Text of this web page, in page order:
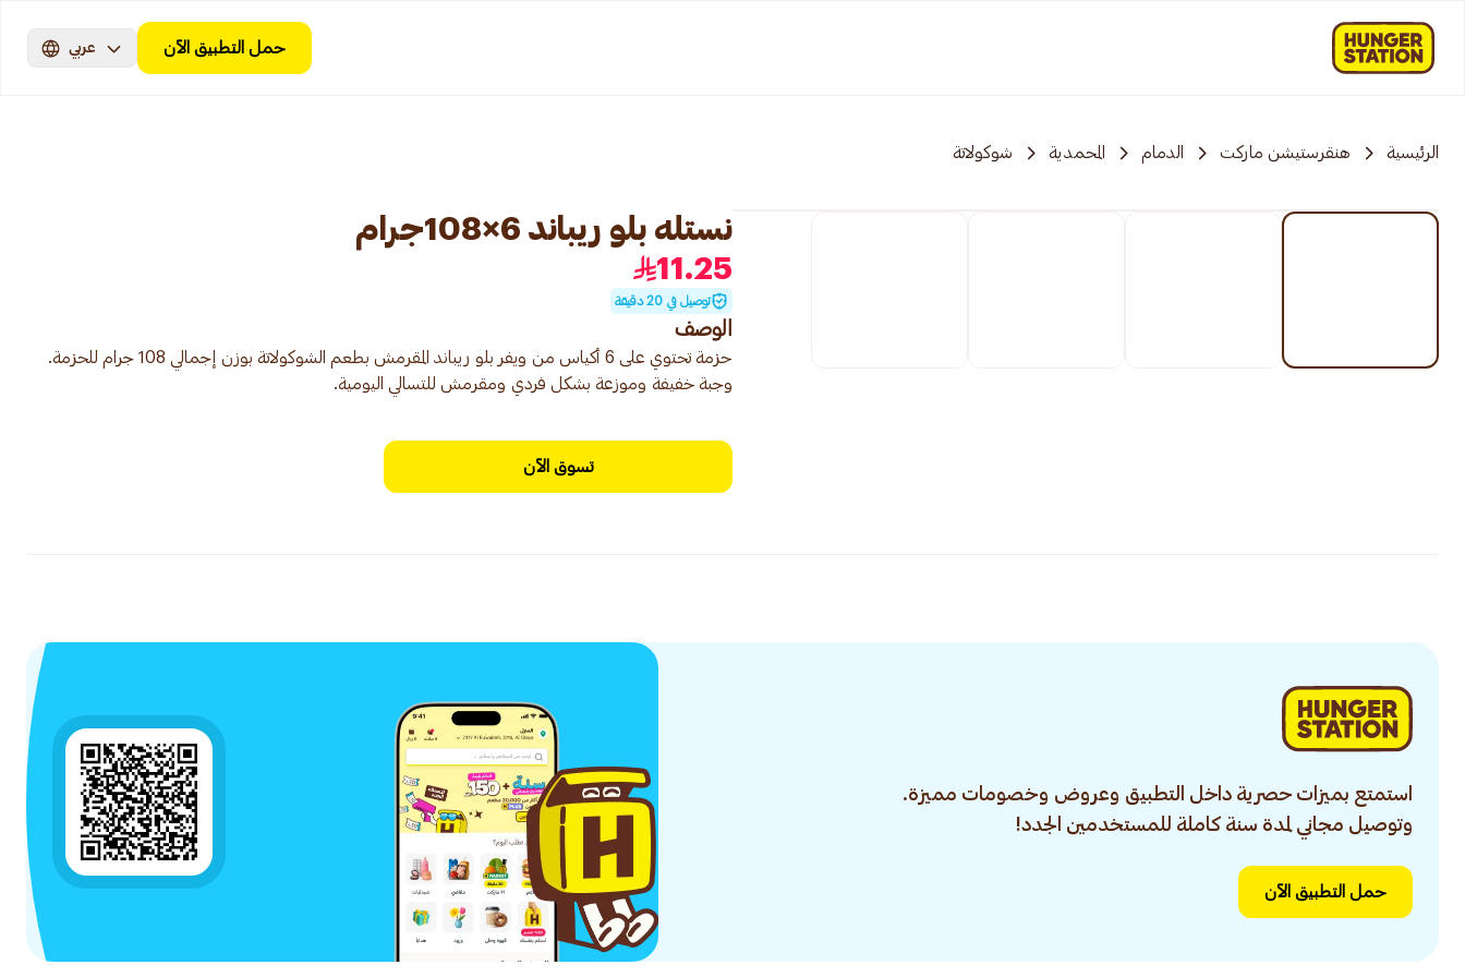
حمل التطبيق الآن عربي
الرئيسية هنقرستيشن ماركت الدمام المحمدية شوكولاتة
نستله بلو ريباند 6×108جرام
11.25
توصيل في 20 دقيقة
الوصف
حزمة تحتوي على 6 أكياس من ويفر بلو ريباند المقرمش بطعم الشوكولاتة بوزن إجمالي 108 جرام للحزمة.
وجبة خفيفة وموزعة بشكل فردي ومقرمش للتسالي اليومية.
تسوق الآن
استمتع بميزات حصرية داخل التطبيق وعروض وخصومات مميزة.
وتوصيل مجاني لمدة سنة كاملة للمستخدمين الجدد!
حمل التطبيق الآن